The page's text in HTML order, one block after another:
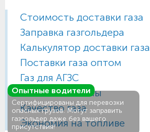
Стоимость доставки газа
Заправка газгольдера
Калькулятор доставки газа
Поставки газа оптом
Газ для АГЗС
Газовые баллоны
Качество газа
Экономия на топливе
Опытные водители
Сертифицированы для перевозки
опасных грузов. Могут заправить
газгольдер даже без вашего
присутствия!